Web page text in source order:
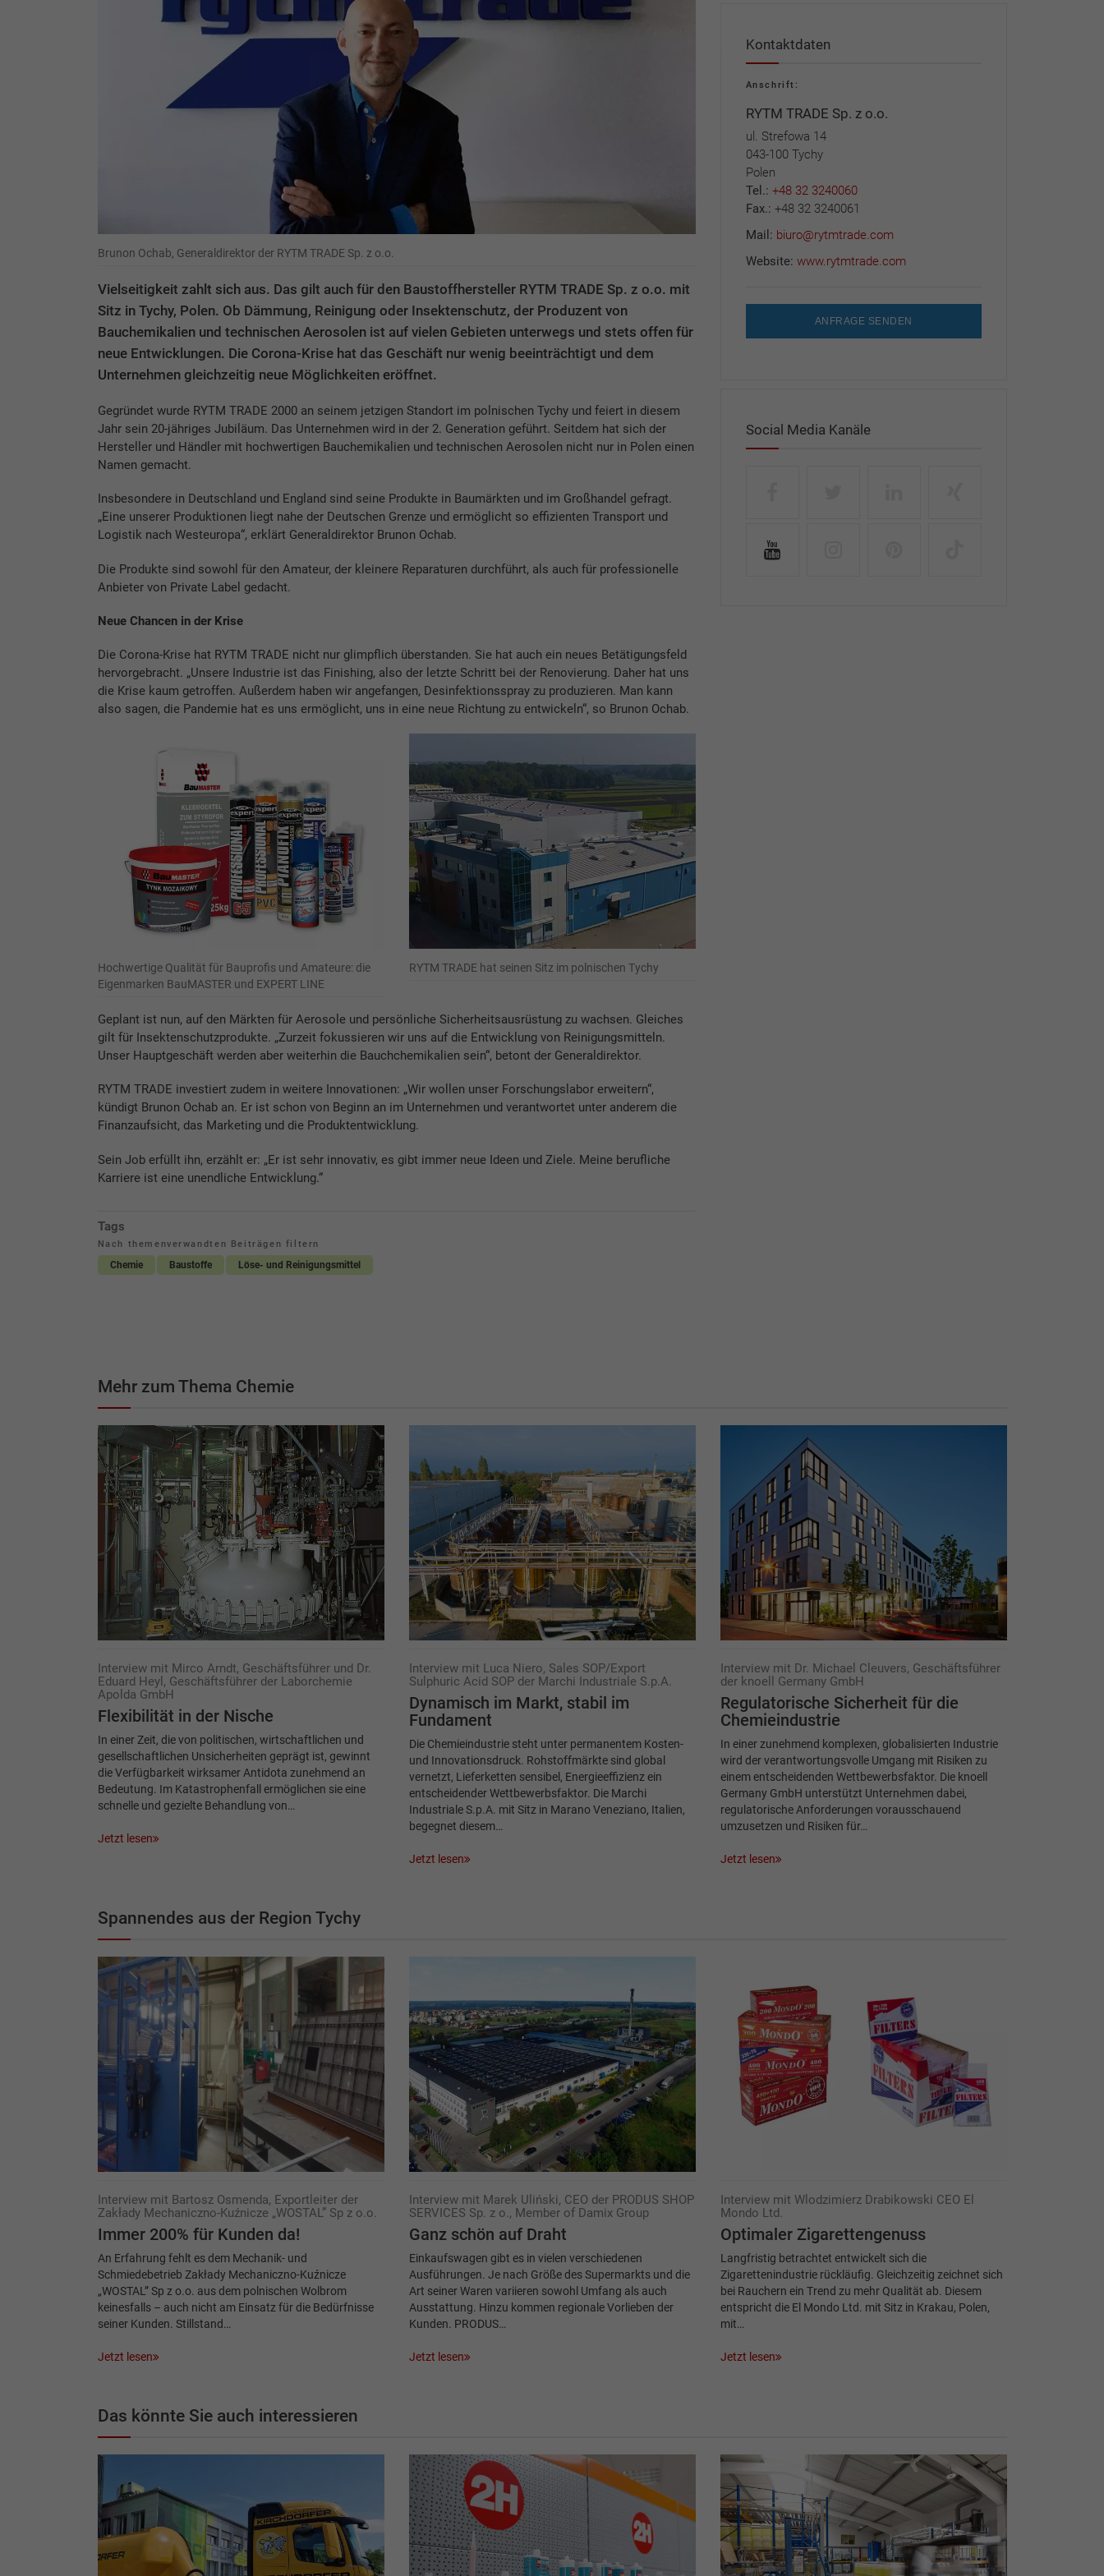
Brunon Ochab, Generaldirektor der RYTM TRADE Sp. z o.o.
Vielseitigkeit zahlt sich aus. Das gilt auch für den Baustoffhersteller RYTM TRADE Sp. z o.o. mit
Sitz in Tychy, Polen. Ob Dämmung, Reinigung oder Insektenschutz, der Produzent von
Bauchemikalien und technischen Aerosolen ist auf vielen Gebieten unterwegs und stets offen für
neue Entwicklungen. Die Corona-Krise hat das Geschäft nur wenig beeinträchtigt und dem
Unternehmen gleichzeitig neue Möglichkeiten eröffnet.
Gegründet wurde RYTM TRADE 2000 an seinem jetzigen Standort im polnischen Tychy und feiert in diesem
Jahr sein 20-jähriges Jubiläum. Das Unternehmen wird in der 2. Generation geführt. Seitdem hat sich der
Hersteller und Händler mit hochwertigen Bauchemikalien und technischen Aerosolen nicht nur in Polen einen
Namen gemacht.
Insbesondere in Deutschland und England sind seine Produkte in Baumärkten und im Großhandel gefragt.
„Eine unserer Produktionen liegt nahe der Deutschen Grenze und ermöglicht so effizienten Transport und
Logistik nach Westeuropa“, erklärt Generaldirektor Brunon Ochab.
Die Produkte sind sowohl für den Amateur, der kleinere Reparaturen durchführt, als auch für professionelle
Anbieter von Private Label gedacht.
Neue Chancen in der Krise
Die Corona-Krise hat RYTM TRADE nicht nur glimpflich überstanden. Sie hat auch ein neues Betätigungsfeld
hervorgebracht. „Unsere Industrie ist das Finishing, also der letzte Schritt bei der Renovierung. Daher hat uns
die Krise kaum getroffen. Außerdem haben wir angefangen, Desinfektionsspray zu produzieren. Man kann
also sagen, die Pandemie hat es uns ermöglicht, uns in eine neue Richtung zu entwickeln“, so Brunon Ochab.
Hochwertige Qualität für Bauprofis und Amateure: die
Eigenmarken BauMASTER und EXPERT LINE
RYTM TRADE hat seinen Sitz im polnischen Tychy
Geplant ist nun, auf den Märkten für Aerosole und persönliche Sicherheitsausrüstung zu wachsen. Gleiches
gilt für Insektenschutzprodukte. „Zurzeit fokussieren wir uns auf die Entwicklung von Reinigungsmitteln.
Unser Hauptgeschäft werden aber weiterhin die Bauchchemikalien sein“, betont der Generaldirektor.
RYTM TRADE investiert zudem in weitere Innovationen: „Wir wollen unser Forschungslabor erweitern“,
kündigt Brunon Ochab an. Er ist schon von Beginn an im Unternehmen und verantwortet unter anderem die
Finanzaufsicht, das Marketing und die Produktentwicklung.
Sein Job erfüllt ihn, erzählt er: „Er ist sehr innovativ, es gibt immer neue Ideen und Ziele. Meine berufliche
Karriere ist eine unendliche Entwicklung.“
Tags
Nach themenverwandten Beiträgen filtern
Chemie Baustoffe Löse- und Reinigungsmittel
Kontaktdaten
Anschrift:
RYTM TRADE Sp. z o.o.
ul. Strefowa 14
043-100 Tychy
Polen
Tel.: +48 32 3240060
Fax.: +48 32 3240061
Mail: biuro@rytmtrade.com
Website: www.rytmtrade.com
ANFRAGE SENDEN
Social Media Kanäle
Mehr zum Thema Chemie
Interview mit Mirco Arndt, Geschäftsführer und Dr.
Eduard Heyl, Geschäftsführer der Laborchemie
Apolda GmbH
Flexibilität in der Nische
In einer Zeit, die von politischen, wirtschaftlichen und
gesellschaftlichen Unsicherheiten geprägt ist, gewinnt
die Verfügbarkeit wirksamer Antidota zunehmend an
Bedeutung. Im Katastrophenfall ermöglichen sie eine
schnelle und gezielte Behandlung von…
Jetzt lesen
Interview mit Luca Niero, Sales SOP/Export
Sulphuric Acid SOP der Marchi Industriale S.p.A.
Dynamisch im Markt, stabil im
Fundament
Die Chemieindustrie steht unter permanentem Kosten-
und Innovationsdruck. Rohstoffmärkte sind global
vernetzt, Lieferketten sensibel, Energieeffizienz ein
entscheidender Wettbewerbsfaktor. Die Marchi
Industriale S.p.A. mit Sitz in Marano Veneziano, Italien,
begegnet diesem…
Jetzt lesen
Interview mit Dr. Michael Cleuvers, Geschäftsführer
der knoell Germany GmbH
Regulatorische Sicherheit für die
Chemieindustrie
In einer zunehmend komplexen, globalisierten Industrie
wird der verantwortungsvolle Umgang mit Risiken zu
einem entscheidenden Wettbewerbsfaktor. Die knoell
Germany GmbH unterstützt Unternehmen dabei,
regulatorische Anforderungen vorausschauend
umzusetzen und Risiken für…
Jetzt lesen
Spannendes aus der Region Tychy
Interview mit Bartosz Osmenda, Exportleiter der
Zakłady Mechaniczno-Kuźnicze „WOSTAL” Sp z o.o.
Immer 200% für Kunden da!
An Erfahrung fehlt es dem Mechanik- und
Schmiedebetrieb Zakłady Mechaniczno-Kuźnicze
„WOSTAL” Sp z o.o. aus dem polnischen Wolbrom
keinesfalls – auch nicht am Einsatz für die Bedürfnisse
seiner Kunden. Stillstand…
Jetzt lesen
Interview mit Marek Uliński, CEO der PRODUS SHOP
SERVICES Sp. z o., Member of Damix Group
Ganz schön auf Draht
Einkaufswagen gibt es in vielen verschiedenen
Ausführungen. Je nach Größe des Supermarkts und die
Art seiner Waren variieren sowohl Umfang als auch
Ausstattung. Hinzu kommen regionale Vorlieben der
Kunden. PRODUS…
Jetzt lesen
Interview mit Wlodzimierz Drabikowski CEO El
Mondo Ltd.
Optimaler Zigarettengenuss
Langfristig betrachtet entwickelt sich die
Zigarettenindustrie rückläufig. Gleichzeitig zeichnet sich
bei Rauchern ein Trend zu mehr Qualität ab. Diesem
entspricht die El Mondo Ltd. mit Sitz in Krakau, Polen,
mit…
Jetzt lesen
Das könnte Sie auch interessieren